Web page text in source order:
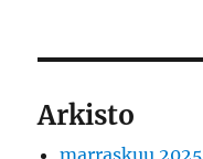
Arkisto